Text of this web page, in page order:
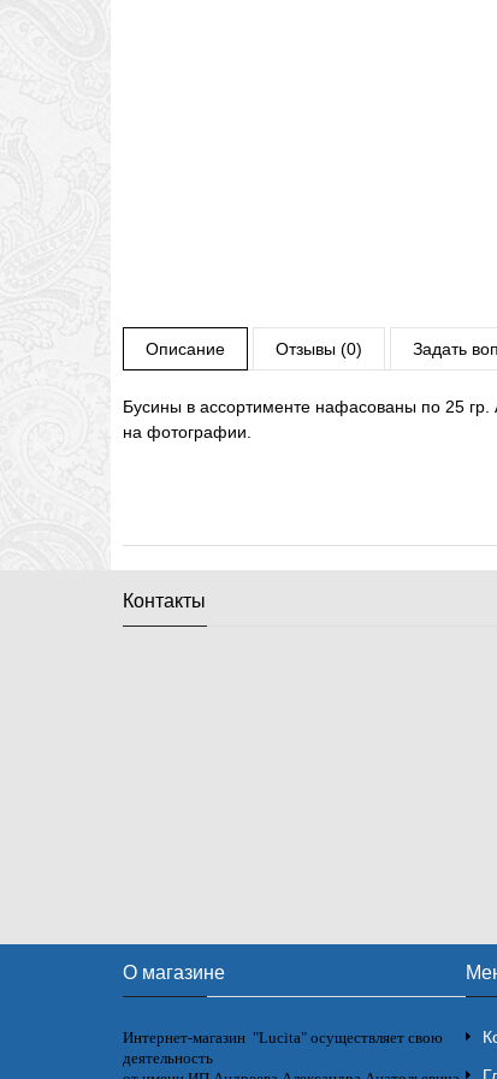
Описание Отзывы (0) Задать
Бусины в ассортименте нафасованы по 25 гр.
на фотографии.
Контакты
О магазине
Интернет-магазин "Lucita" осуществляет свою
деятельность